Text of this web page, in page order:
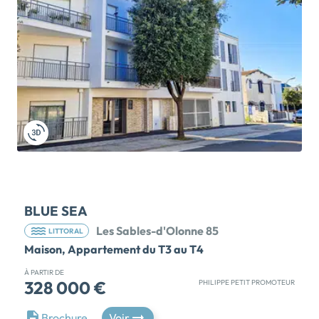
s'intègre harmonieusement aux constructions
historiques voisines. Les appartements ont été
pensés pour offrir bien-être, élégance et confort à
ses habitants : parquet contrecollé dans les pièces de
vie généreuses et lumineuses, placards aménagés,
vastes terrasses parfaitement exposées, meubles de
salle de bains de fabrication française sur-mesure,
menuiseries extérieures aluminium, volets roulants
motorisés, matériaux nobles et finitions soignées. Un
lieu de vie d'exception pour profiter pleinement de la
BLUE SEA
LITTORAL
Les Sables-d'Olonne 85
Maison, Appartement du T3 au T4
À PARTIR DE
328 000 € PHILIPPE PETIT PROMOTEUR
Située près du cœur des Sables d’Olonne, la résidence